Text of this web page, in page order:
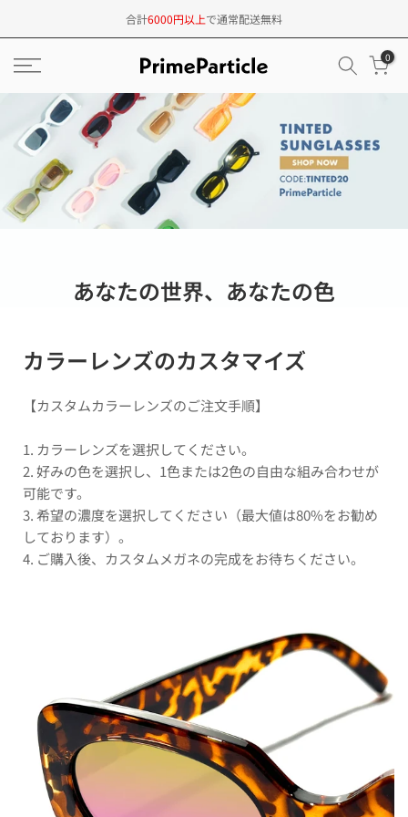
ン
テ
へ
ス
ッ
プ
合計6000円以上で通常配送無料
0
あなたの世界、あなたの色
カラーレンズのカスタマイズ
【カスタムカラーレンズのご注文手順】
1. カラーレンズを選択してください。
2. 好みの色を選択し、1色または2色の自由な組み合わせが
可能です。
3. 希望の濃度を選択してください（最大値は80%をお勧め
しております）。
4. ご購入後、カスタムメガネの完成をお待ちください。